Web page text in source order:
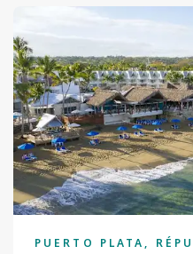
PUERTO PLATA,